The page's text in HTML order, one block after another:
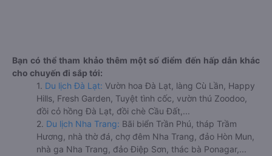
Bạn có thể tham khảo thêm một số điểm đến hấp dẫn khác
cho chuyến đi sắp tới:
1. Du lịch Đà Lạt: Vườn hoa Đà Lạt, làng Cù Lần, Happy
Hills, Fresh Garden, Tuyệt tình cốc, vườn thú Zoodoo,
đồi cỏ hồng Đà Lạt, đồi chè Cầu Đất,...
2. Du lịch Nha Trang: Bãi biển Trần Phú, tháp Trầm
Hương, nhà thờ đá, chợ đêm Nha Trang, đảo Hòn Mun,
nhà ga Nha Trang, đảo Điệp Sơn, thác bà Ponagar,...